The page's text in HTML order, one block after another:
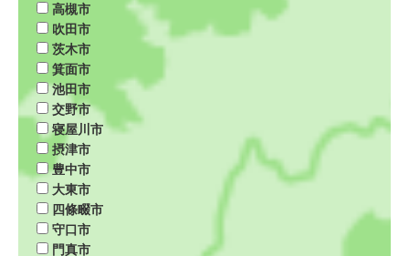
高槻市
吹田市
茨木市
箕面市
池田市
交野市
寝屋川市
摂津市
豊中市
大東市
四條畷市
守口市
門真市